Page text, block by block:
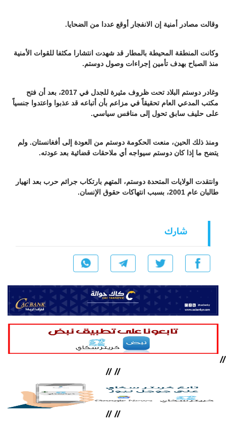
وقالت مصادر أمنية إن الانفجار أوقع عددا من الضحايا.
وكانت المنطقة المحيطة بالمطار قد شهدت انتشارا مكثفا للقوات الأمنية
منذ الصباح بهدف تأمين إجراءات وصول دوستم.
وغادر دوستم البلاد تحت ظروف مثيرة للجدل في 2017، بعد أن فتح
مكتب المدعي العام تحقيقاً في مزاعم بأن أتباعه قد عذبوا واعتدوا جنسياً
على حليف سابق تحول إلى منافس سياسي.
ومنذ ذلك الحين، منعت الحكومة دوستم من العودة إلى أفغانستان. ولم
يتضح ما إذا كان دوستم سيواجه أي ملاحقات قضائية بعد عودته.
وانتقدت الولايات المتحدة دوستم، المتهم بارتكاب جرائم حرب بعد انهيار
طالبان عام 2001، بسبب انتهاكات حقوق الإنسان.
شارك
//
//
//
//
//